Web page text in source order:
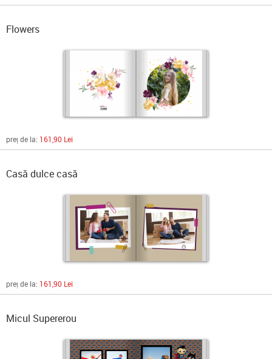
Flowers
preț de la: 161,90 Lei
Casă dulce casă
preț de la: 161,90 Lei
Micul Supererou